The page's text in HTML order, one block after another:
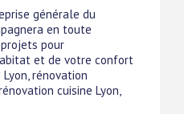
générale du
en toute
pour
et de votre confort
rénovation
cuisine Lyon,